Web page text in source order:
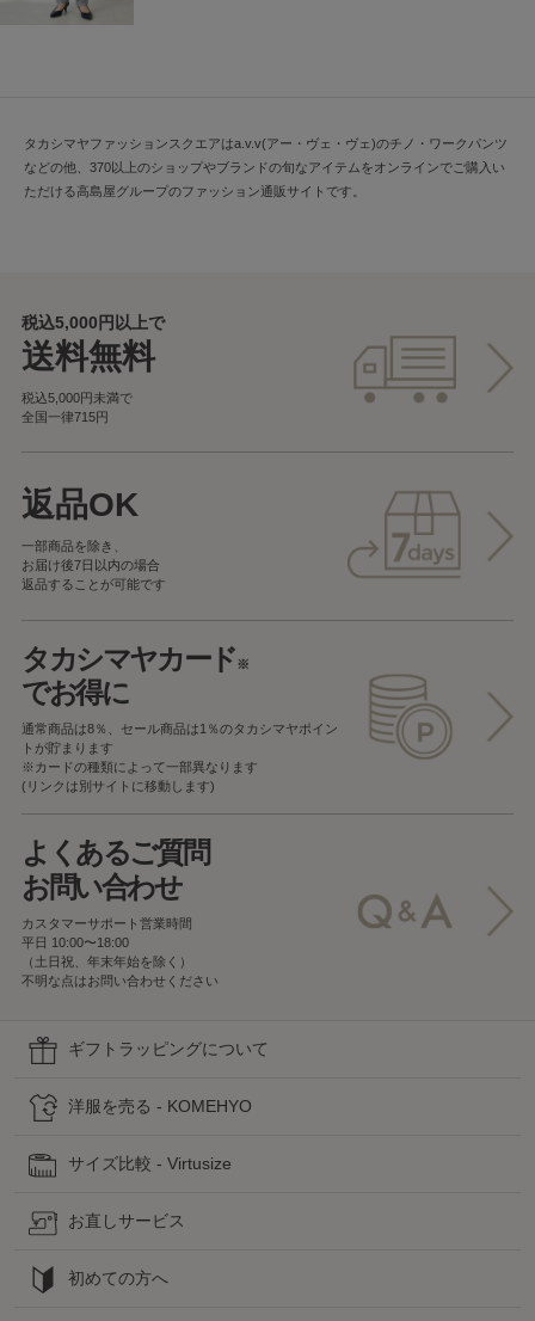
タカシマヤファッションスクエアはa.v.v(アー・ヴェ・ヴェ)のチノ・ワークパンツ
などの他、370以上のショップやブランドの旬なアイテムをオンラインでご購入い
ただける高島屋グループのファッション通販サイトです。
税込5,000円以上で
送料無料
税込5,000円未満で
全国一律715円
返品OK
一部商品を除き、
お届け後7日以内の場合
返品することが可能です
タカシマヤカード※
でお得に
通常商品は8％、セール商品は1％のタカシマヤポイン
トが貯まります
※カードの種類によって一部異なります
(リンクは別サイトに移動します)
よくあるご質問
お問い合わせ
カスタマーサポート営業時間
平日 10:00〜18:00
（土日祝、年末年始を除く）
不明な点はお問い合わせください
ギフトラッピングについて
洋服を売る - KOMEHYO
サイズ比較 - Virtusize
お直しサービス
初めての方へ